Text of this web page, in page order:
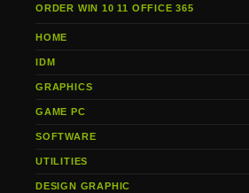
ORDER WIN 10 11 OFFICE 365
HOME
IDM
GRAPHICS
GAME PC
SOFTWARE
UTILITIES
DESIGN GRAPHIC